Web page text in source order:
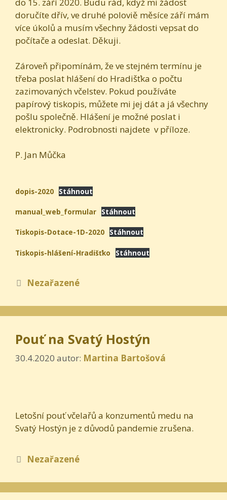
doručíte dřív, ve druhé poloviě měsíce září mám
více úkolů a musím všechny žádosti vepsat do
počítače a odeslat. Děkuji.
Zároveň připomínám, že ve stejném termínu je
třeba poslat hlášení do Hradišťka o počtu
zazimovaných včelstev. Pokud používáte
papírový tiskopis, můžete mi jej dát a já všechny
pošlu společně. Hlášení je možné poslat i
elektronicky. Podrobnosti najdete v příloze.
P. Jan Můčka
dopis-2020 Stáhnout
manual_web_formular Stáhnout
Tiskopis-Dotace-1D-2020 Stáhnout
Tiskopis-hlášení-Hradišťko Stáhnout
Rubriky
Nezařazené
Pouť na Svatý Hostýn
30.4.2020 autor: Martina Bartošová
Letošní pouť včelařů a konzumentů medu na
Svatý Hostýn je z důvodů pandemie zrušena.
Rubriky
Nezařazené